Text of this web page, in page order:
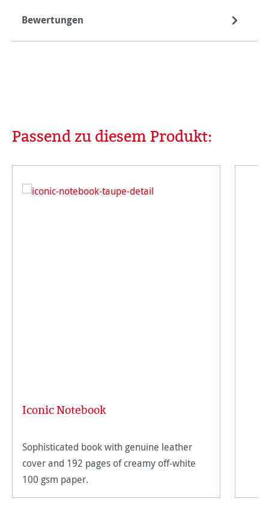
Bewertungen
Produktgalerie überspringen
Passend zu diesem Produkt:
Iconic Notebook
Sophisticated book with genuine leather
cover and 192 pages of creamy off-white
100 gsm paper.